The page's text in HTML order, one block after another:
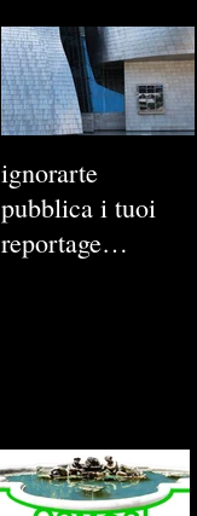
ignorarte
pubblica i tuoi
reportage